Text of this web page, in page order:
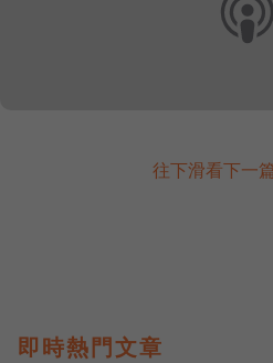
往下滑看下一
即時熱門文章